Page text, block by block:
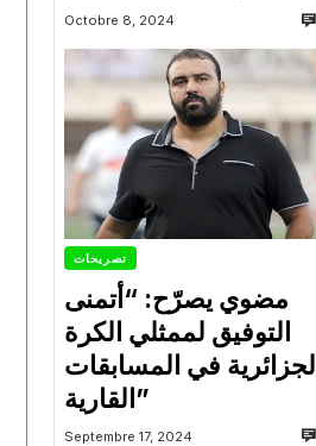
Octobre 8, 2024
تصريحات
مضوي يصرّح: “أتمنى
التوفيق لممثلي الكرة
الجزائرية في المسابقات
القارية”
Septembre 17, 2024